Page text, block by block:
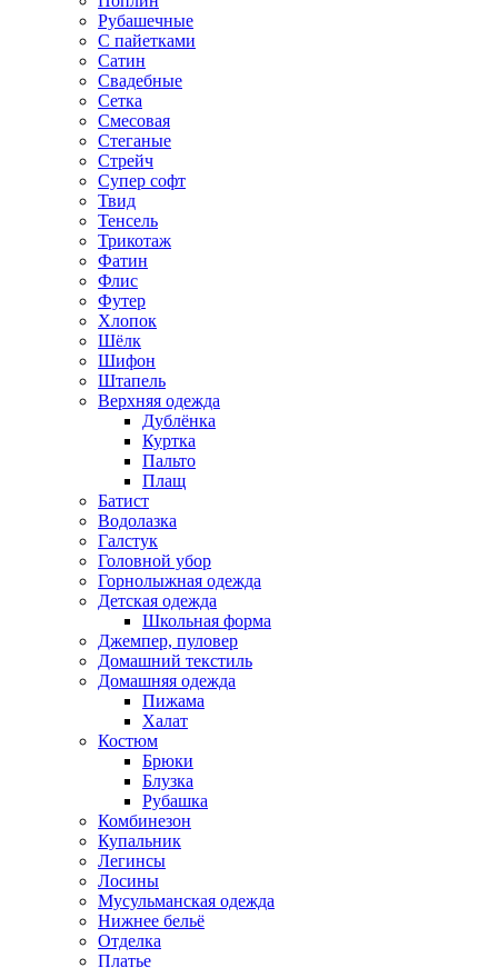
Рубашечные
С пайетками
Сатин
Свадебные
Сетка
Смесовая
Стеганые
Стрейч
Супер софт
Твид
Тенсель
Трикотаж
Фатин
Флис
Футер
Хлопок
Шёлк
Шифон
Штапель
Верхняя одежда
Дублёнка
Куртка
Пальто
Плащ
Батист
Водолазка
Галстук
Головной убор
Горнолыжная одежда
Детская одежда
Школьная форма
Джемпер, пуловер
Домашний текстиль
Домашняя одежда
Пижама
Халат
Костюм
Брюки
Блузка
Рубашка
Комбинезон
Купальник
Легинсы
Лосины
Мусульманская одежда
Нижнее бельё
Отделка
Платье